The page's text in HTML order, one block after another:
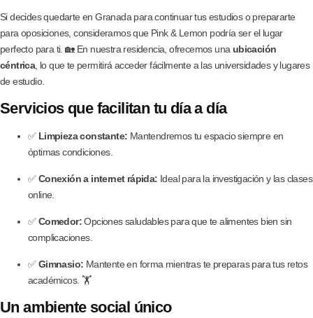
Si decides quedarte en Granada para continuar tus estudios o prepararte
para oposiciones, consideramos que Pink & Lemon podría ser el lugar
perfecto para ti. 🏡 En nuestra residencia, ofrecemos una ubicación
céntrica, lo que te permitirá acceder fácilmente a las universidades y lugares
de estudio.
Servicios que facilitan tu día a día
✅ Limpieza constante: Mantendremos tu espacio siempre en
óptimas condiciones.
✅Conexión a internet rápida: Ideal para la investigación y las clases
online.
✅Comedor:Opciones saludables para que te alimentes bien sin
complicaciones.
✅Gimnasio: Mantente en forma mientras te preparas para tus retos
académicos. 🏋️
Un ambiente social único